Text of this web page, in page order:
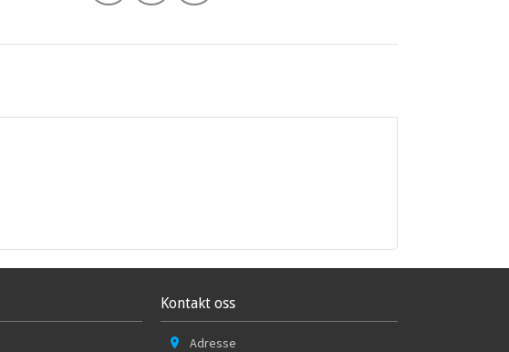
Kontakt oss
Adresse